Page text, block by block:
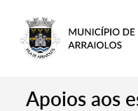
Apoios aos